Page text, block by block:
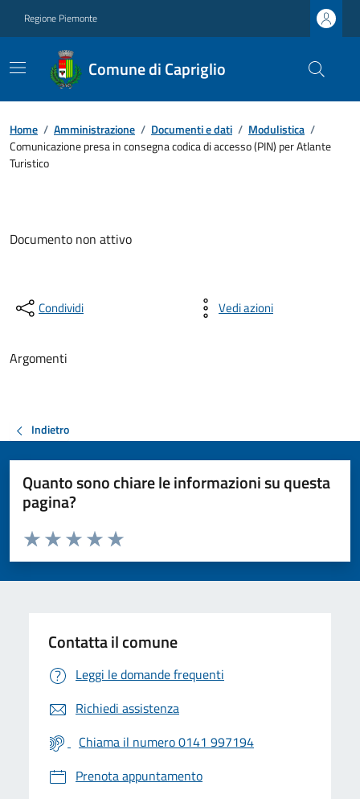
Regione Piemonte
Comune di Capriglio
Home / Amministrazione / Documenti e dati / Modulistica /
Comunicazione presa in consegna codica di accesso (PIN) per Atlante
Turistico
Documento non attivo
Condividi Vedi azioni
Argomenti
Indietro
Quanto sono chiare le informazioni su questa
pagina?
Valuta da 1 a 5 stelle la pagina
Valuta 5 stelle su 5
Valuta 4 stelle su 5
Valuta 3 stelle su 5
Valuta 2 stelle su 5
Valuta 1 stelle su 5
Contatta il comune
Leggi le domande frequenti
Richiedi assistenza
Chiama il numero 0141 997194
Prenota appuntamento